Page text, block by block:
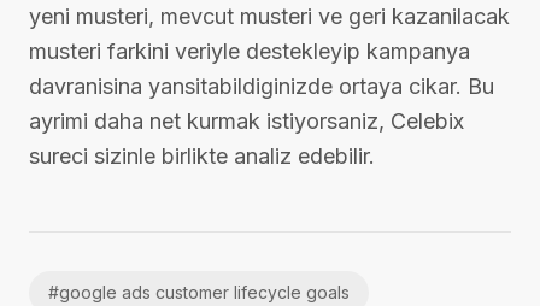
yeni musteri, mevcut musteri ve geri kazanilacak
musteri farkini veriyle destekleyip kampanya
davranisina yansitabildiginizde ortaya cikar. Bu
ayrimi daha net kurmak istiyorsaniz, Celebix
sureci sizinle birlikte analiz edebilir.
#google ads customer lifecycle goals